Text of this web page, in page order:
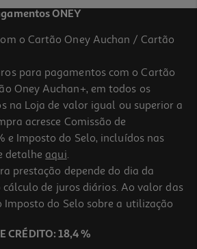
4.8
100% Arábica Sem Glúten 250ml
ONEY
o Cartão Oney Auchan / Cartão
para pagamentos com o Cartão
Oney Auchan+, em todos os
na Loja de valor igual ou superior a
acresce Comissão de
e Imposto do Selo, incluídos nas
detalhe aqui.
prestação depende do dia da
de juros diários. Ao valor das
Imposto do Selo sobre a utilização
CRÉDITO: 18,4 %